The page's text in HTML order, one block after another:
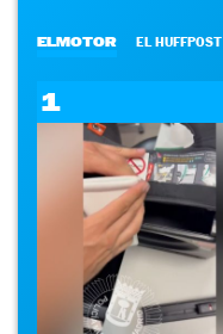
ELMOTOR EL HUFFPOST
1